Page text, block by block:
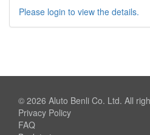
Please login to view the details.
© 2026 Aluto Benli Co. Ltd. All
Privacy Policy
FAQ